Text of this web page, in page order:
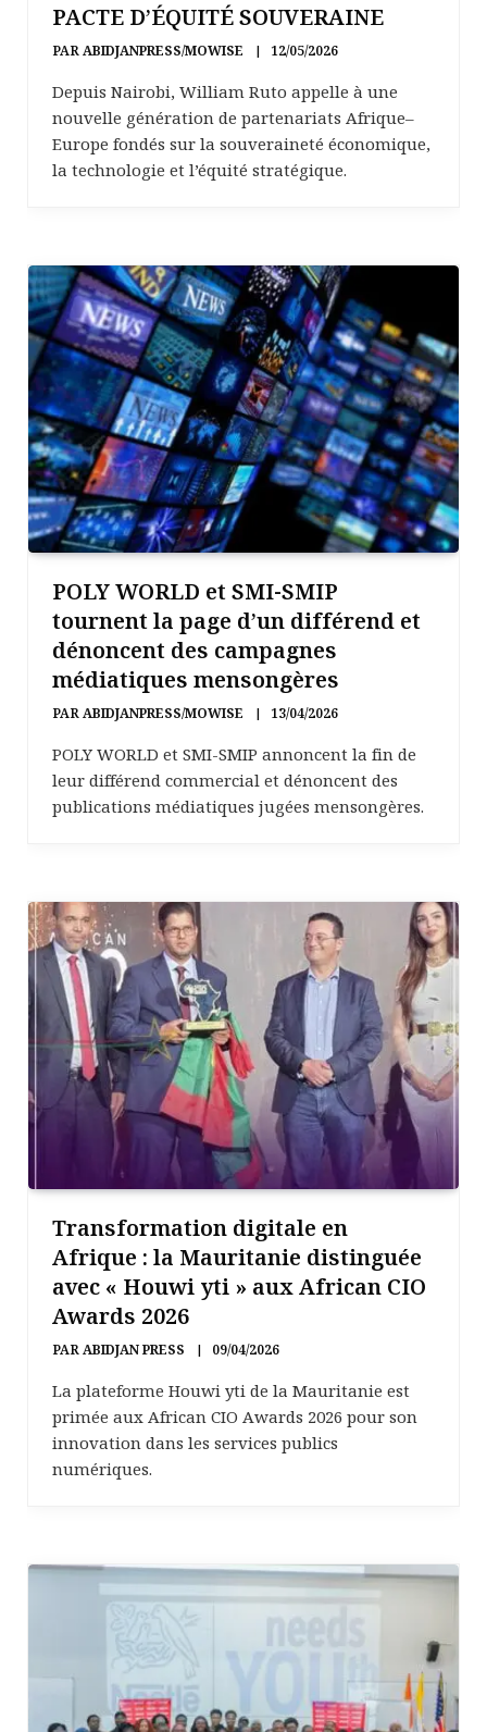
PACTE D’ÉQUITÉ SOUVERAINE
PARABIDJANPRESS/MOWISE 12/05/2026
Depuis Nairobi, William Ruto appelle à une
nouvelle génération de partenariats Afrique–
Europe fondés sur la souveraineté économique,
la technologie et l’équité stratégique.
POLY WORLD et SMI-SMIP
tournent la page d’un différend et
dénoncent des campagnes
médiatiques mensongères
PARABIDJANPRESS/MOWISE 13/04/2026
POLY WORLD et SMI-SMIP annoncent la fin de
leur différend commercial et dénoncent des
publications médiatiques jugées mensongères.
Transformation digitale en
Afrique : la Mauritanie distinguée
avec « Houwi yti » aux African CIO
Awards 2026
PARABIDJAN PRESS 09/04/2026
La plateforme Houwi yti de la Mauritanie est
primée aux African CIO Awards 2026 pour son
innovation dans les services publics
numériques.